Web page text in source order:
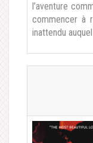
l’aventure
commencer à
inattendu